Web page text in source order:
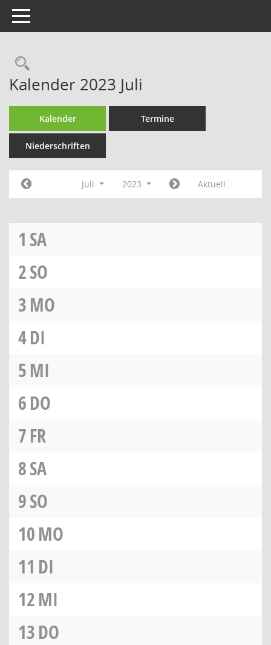
Toggle navigation
Rechercheauswahl
Kalender 2023 Juli
Kalender Termine
Niederschriften
Juli 2023 Aktuell
1 SA
2SO
3MO
4DI
5MI
6DO
7FR
8SA
9SO
10MO
11 DI
12MI
13DO